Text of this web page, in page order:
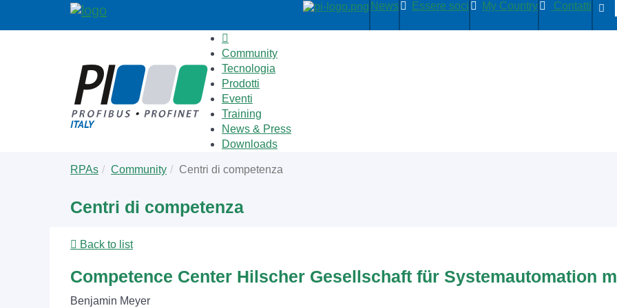
News Essere soci My Country Contatti
Community
Tecnologia
Prodotti
Eventi
Training
News & Press
Downloads
are
RPAs Community Centri di competenza
Centri di competenza
Back to list
Competence Center Hilscher Gesellschaft für Systemautomation
Benjamin Meyer